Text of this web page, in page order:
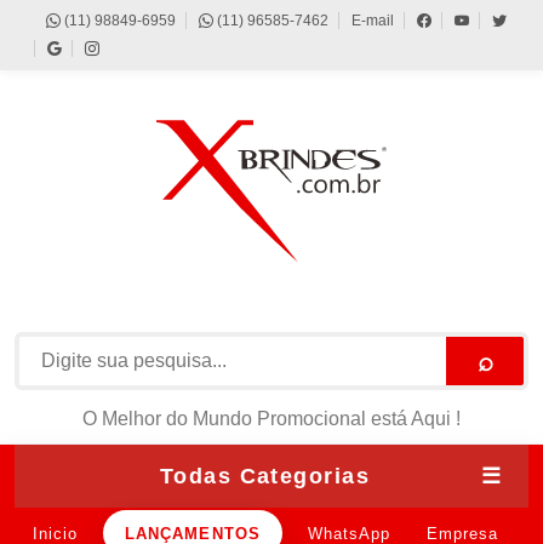
(11) 98849-6959 (11) 96585-7462 E-mail
⌕
O Melhor do Mundo Promocional está Aqui !
Todas Categorias ☰
Inicio LANÇAMENTOS WhatsApp Empresa